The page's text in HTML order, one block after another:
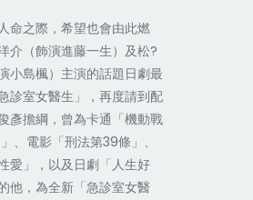
命之際，希望也會由此燃
介（飾演進藤一生）及松?
小島楓）主演的話題日劇最
診室女醫生」，再度請到配
彥擔綱，曾為卡通「機動戰
、電影「刑法第39條」、
愛」，以及日劇「人生好
他，為全新「急診室女醫